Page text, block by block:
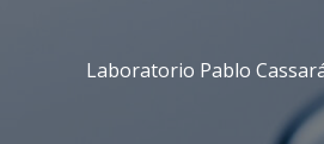
Laboratorio Pablo